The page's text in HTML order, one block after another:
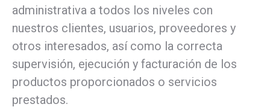
administrativa a todos los niveles con
nuestros clientes, usuarios, proveedores y
otros interesados, así como la correcta
supervisión, ejecución y facturación de los
productos proporcionados o servicios
prestados.